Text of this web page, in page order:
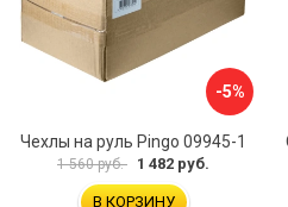
-5%
Чехлы на руль Pingo 09945-1
1 560 руб. 1 482 руб.
В КОРЗИНУ